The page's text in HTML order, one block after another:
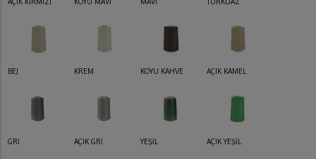
BEJ KREM KOYU KAHVE AÇIK KAMEL
GRİ AÇIK GRİ YEŞİL AÇIK YEŞİL